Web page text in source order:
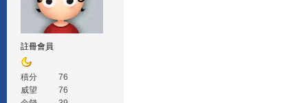
註冊會員
積分
76
威望
76